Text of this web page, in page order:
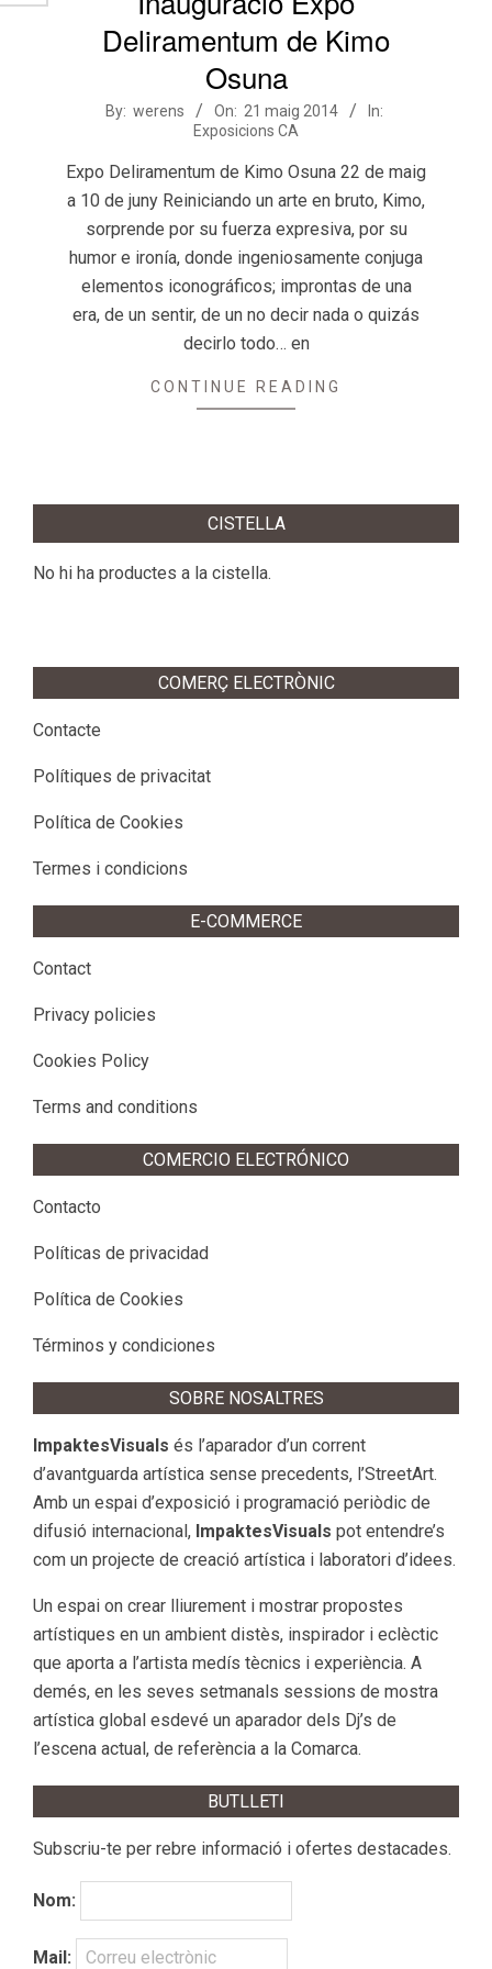
Deliramentum de Kimo
Osuna
2014-
21
By: werens On: 21 maig 2014
In:
Exposicions CA
Expo Deliramentum de Kimo Osuna 22 de maig
a 10 de juny Reiniciando un arte en bruto, Kimo,
sorprende por su fuerza expresiva, por su
humor e ironía, donde ingeniosamente conjuga
elementos iconográficos; improntas de una
era, de un sentir, de un no decir nada o quizás
decirlo todo… en
CONTINUE READING
CISTELLA
No hi ha productes a la cistella.
COMERÇ ELECTRÒNIC
Contacte
Polítiques de privacitat
Política de Cookies
Termes i condicions
E-COMMERCE
Contact
Privacy policies
Cookies Policy
Terms and conditions
COMERCIO ELECTRÓNICO
Contacto
Políticas de privacidad
Política de Cookies
Términos y condiciones
SOBRE NOSALTRES
ImpaktesVisuals és l’aparador d’un corrent
d’avantguarda artística sense precedents, l’StreetArt.
Amb un espai d’exposició i programació periòdic de
difusió internacional, ImpaktesVisuals pot entendre’s
com un projecte de creació artística i laboratori d’idees.
Un espai on crear lliurement i mostrar propostes
artístiques en un ambient distès, inspirador i eclèctic
que aporta a l’artista medís tècnics i experiència. A
demés, en les seves setmanals sessions de mostra
artística global esdevé un aparador dels Dj’s de
l’escena actual, de referència a la Comarca.
BUTLLETI
Subscriu-te per rebre informació i ofertes destacades.
Nom:
Mail: